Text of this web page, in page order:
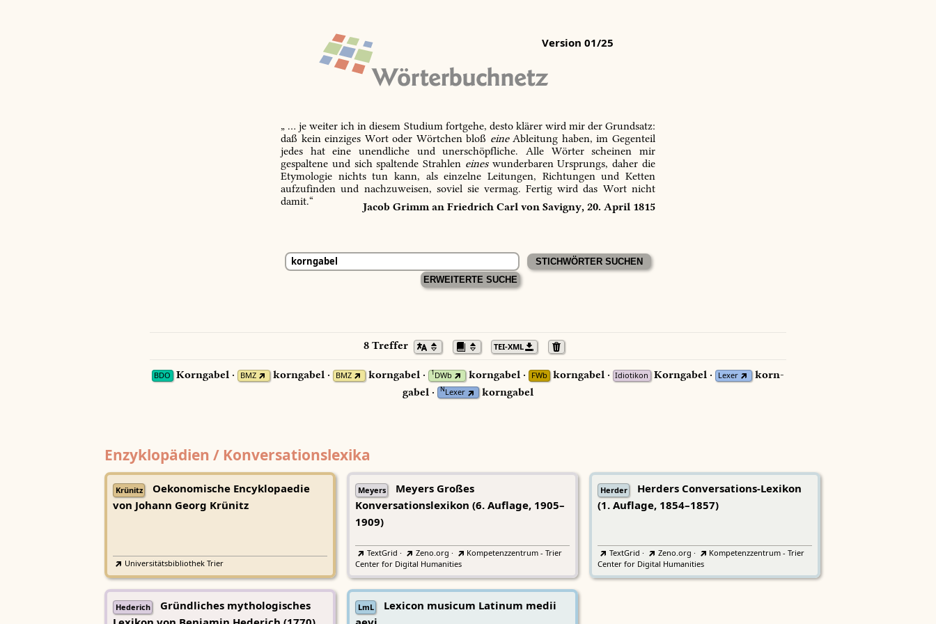
Version 01/25
„ … je weiter ich in diesem Studium fortgehe, desto klärer wird mir der Grundsatz:
daß kein einziges Wort oder Wörtchen bloß eineAbleitung haben, im Gegenteil
jedes hat eine unendliche und unerschöpfliche. Alle Wörter scheinen mir
gespaltene und sich spaltende Strahlen eineswunderbaren Ursprungs, daher die
Etymologie nichts tun kann, als einzelne Leitungen, Richtungen und Ketten
aufzufinden und nachzuweisen, soviel sie vermag. Fertig wird das Wort nicht
damit.“
Jacob Grimm an Friedrich Carl von Savigny, 20. April 1815
ERWEITERTE SUCHE
8 Treffer TEI-XML
BDO Korngabel · BMZ korngabel · BMZ korngabel · 1DWb korngabel · FWb korngabel · Idiotikon Korngabel · Lexer
korn-
gabel ·
NLexer korngabel
Enzyklopädien / Konversationslexika
Krünitz
Oekonomische Encyklopaedie
von Johann Georg Krünitz
Universitätsbibliothek Trier
Meyers
Meyers Großes
Konversationslexikon (6. Auflage, 1905–
1909)
TextGrid · Zeno.org ·
Kompetenzzentrum - Trier
Center for Digital Humanities
Herder
Herders Conversations-Lexikon
(1. Auflage, 1854–1857)
TextGrid · Zeno.org ·
Kompetenzzentrum - Trier
Center for Digital Humanities
Hederich
Gründliches mythologisches
LmL
Lexicon musicum Latinum medii